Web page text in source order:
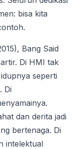
bisa kita
Bang Said
Di HMI tak
seperti
Di
dan derita jadi
bertenaga. Di
intelektual